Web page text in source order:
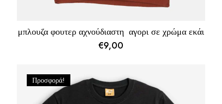
μπλουζα φουτερ αχνούδιαστη αγορι σε χρώμα εκάι
€9,00
Προσφορά!